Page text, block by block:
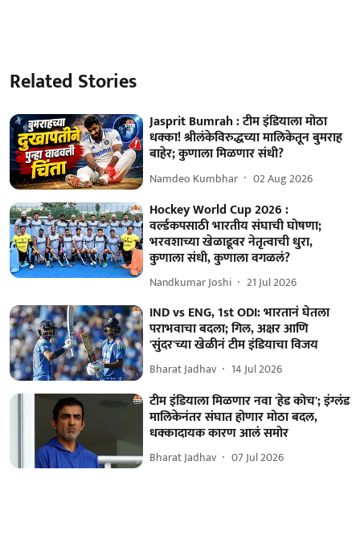
Related Stories
Jasprit Bumrah : टीम इंडियाला मोठा
धक्का! श्रीलंकेविरुद्धच्या मालिकेतून बुमराह
बाहेर; कुणाला मिळणार संधी?
Namdeo Kumbhar 02 Aug 2026
Hockey World Cup 2026 :
वर्ल्डकपसाठी भारतीय संघाची घोषणा;
भरवशाच्या खेळाडूवर नेतृत्वाची धुरा,
कुणाला संधी, कुणाला वगळलं?
Nandkumar Joshi 21 Jul 2026
IND vs ENG, 1st ODI: भारतानं घेतला
पराभवाचा बदला; गिल, अक्षर आणि
'सुंदर'च्या खेळीनं टीम इंडियाचा विजय
Bharat Jadhav 14 Jul 2026
टीम इंडियाला मिळणार नवा 'हेड कोच'; इंग्लंड
मालिकेनंतर संघात होणार मोठा बदल,
धक्कादायक कारण आलं समोर
Bharat Jadhav 07 Jul 2026